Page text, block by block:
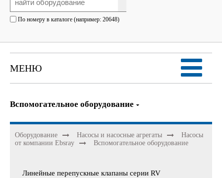
По номеру в каталоге (например: 20648)
МЕНЮ
Вспомогательное оборудование
Оборудование Насосы и насосные агрегаты
Насосы
от компании Ebsray
Вспомогательное оборудование
Линейные перепускные клапаны серии RV